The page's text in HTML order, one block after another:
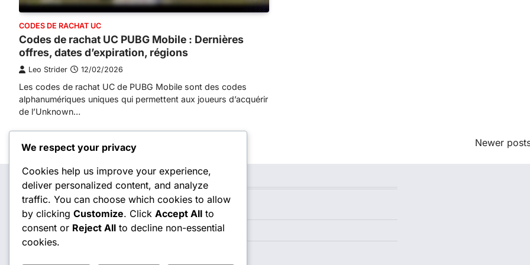
CODES DE RACHAT UC
Codes de rachat UC PUBG Mobile : Dernières
offres, dates d’expiration, régions
Leo Strider 12/02/2026
Les codes de rachat UC de PUBG Mobile sont des codes
alphanumériques uniques qui permettent aux joueurs d’acquérir
de l’Unknown…
Posts
Newer
Catégories
Codes de Rachat UC
Coffres de connexion à l'événement
We respect your privacy
Cookies help us improve your experience,
deliver personalized content, and analyze
traffic. You can choose which cookies to allow
by clicking Customize. Click Accept All to
consent or Reject All to decline non-essential
cookies.